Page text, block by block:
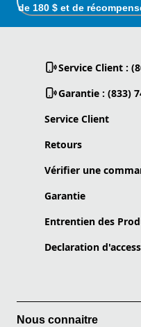
de 180 $ et de
Service Client :
Garantie : (833)
Service Client
Retours
Vérifier une
Garantie
Entrentien des
Declaration
Nous connaitre